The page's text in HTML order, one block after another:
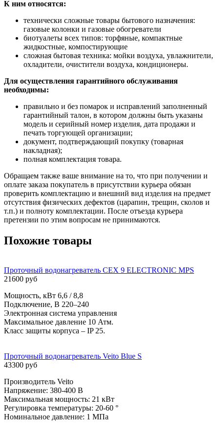
К ним относятся:
технически сложные товары бытового назначения:
газовые колонки и газовые обогреватели
биотуалеты всех типов: торфяные, компактные
жидкостные, компостирующие
сложная бытовая техника: мойки воздуха, увлажнители,
охладители, очистители воздуха, кондиционеры.
Для осуществления гарантийного обслуживания
необходимы:
правильно и без помарок и исправлений заполненный
гарантийный талон, в котором должны быть указаны
модель и серийный номер изделия, дата продажи и
печать торгующей организации;
документ, подтверждающий покупку (товарная
накладная);
полная комплектация товара.
Обращаем также ваше внимание на то, что при получении и
оплате заказа покупатель в присутствии курьера обязан
проверить комплектацию и внешний вид изделия на предмет
отсутствия физических дефектов (царапин, трещин, сколов и
т.п.) и полноту комплектации. После отъезда курьера
претензии по этим вопросам не принимаются.
Похожие товары
Проточный водонагреватель CEX 9 ELECTRONIC MPS
21600 руб
Мощность, кВт 6,6 / 8,8
Подключение, B 220–240
Электронная система управления
Максимальное давление 10 Атм.
Класс защиты корпуса – IP 25.
Проточный водонагреватель Veito Blue S
43300 руб
Производитель Veito
Напряжение: 380-400 В
Максимальная мощность: 21 кВт
Регулировка температуры: 20-60 °
Номинальное давление: 1 МПа